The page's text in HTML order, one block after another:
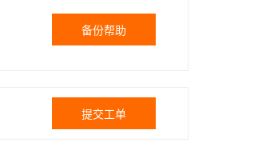
备份帮助
提交工单